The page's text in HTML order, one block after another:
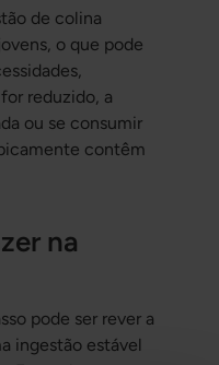
de colina
o que pode
reduzido, a
ou se consumir
contêm
na
pode ser rever a
ingestão estável